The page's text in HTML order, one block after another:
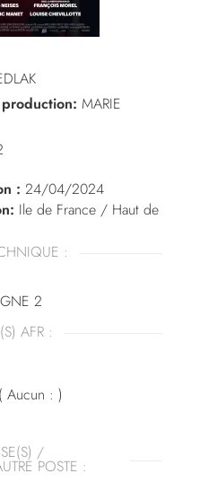
MARIE
:24/04/2024
Ile de France / Haut de
:
2
AFR :
( Aucun : )
/
POSTE :